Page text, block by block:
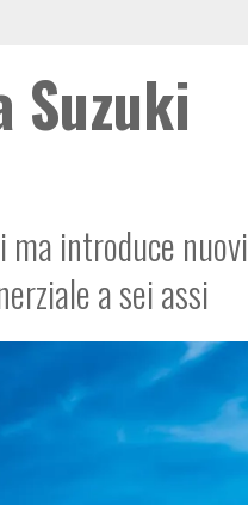
Suzuki
ma introduce nuovi
a sei assi